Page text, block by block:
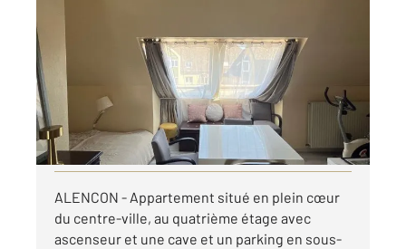
24,60 m
Appartement F1 à louer
370 €
par mois charges comprises
Visiter le site dédié
ALENCON - Appartement situé en plein cœur
du centre-ville, au quatrième étage avec
ascenseur et une cave et un parking en sous-